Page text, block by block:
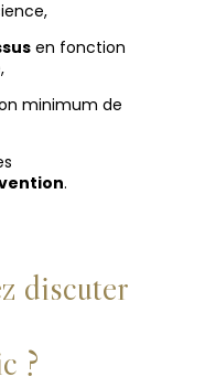
en fonction
minimum de
.
discuter
?